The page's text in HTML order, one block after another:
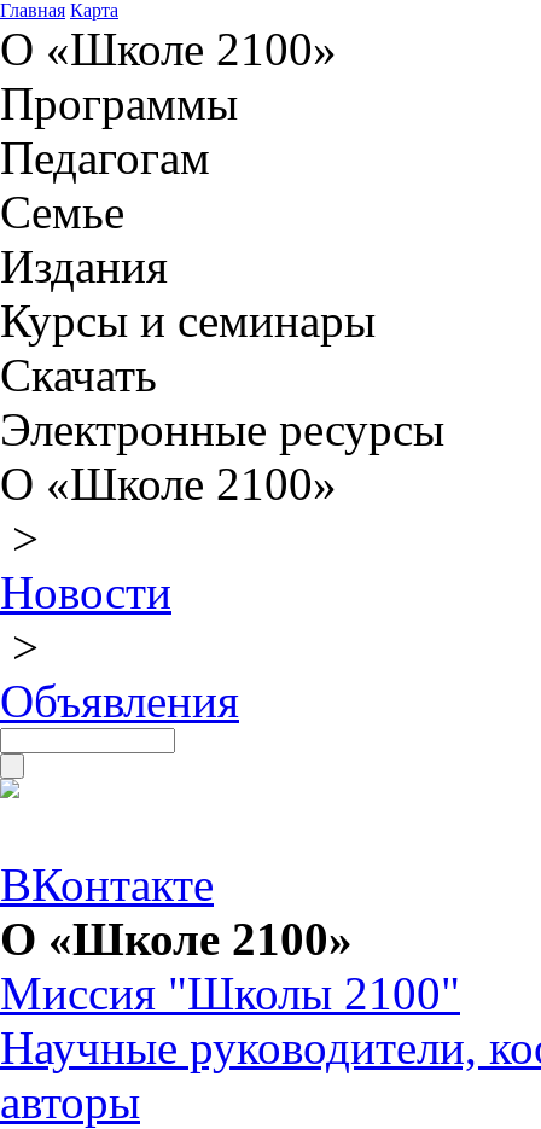
Главная Карта
О «Школе 2100»
Программы
Педагогам
Семье
Издания
Курсы и семинары
Скачать
Электронные ресурсы
О «Школе 2100»
>
Новости
>
Объявления
ВКонтакте
О «Школе 2100»
Миссия "Школы 2100"
Научные руководители,
авторы